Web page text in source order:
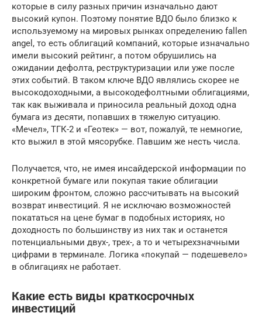
которые в силу разных причин изначально дают
высокий купон. Поэтому понятие ВДО было близко к
используемому на мировых рынках определению fallen
angel, то есть облигаций компаний, которые изначально
имели высокий рейтинг, а потом обрушились на
ожидании дефолта, реструктуризации или уже после
этих событий. В таком ключе ВДО являлись скорее не
высокодоходными, а высокодефолтными облигациями,
так как выживала и приносила реальный доход одна
бумага из десяти, попавших в тяжелую ситуацию.
«Мечел», ТГК-2 и «Геотек» — вот, пожалуй, те немногие,
кто выжил в этой мясорубке. Павшим же несть числа.
Получается, что, не имея инсайдерской информации по
конкретной бумаге или покупая такие облигации
широким фронтом, сложно рассчитывать на высокий
возврат инвестиций. Я не исключаю возможностей
покататься на цене бумаг в подобных историях, но
доходность по большинству из них так и останется
потенциальными двух-, трех-, а то и четырехзначными
цифрами в терминале. Логика «покупай — подешевело»
в облигациях не работает.
Какие есть виды краткосрочных
инвестиций